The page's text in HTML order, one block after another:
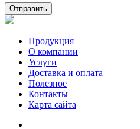
Отправить
Продукция
О компании
Услуги
Доставка и оплата
Полезное
Контакты
Карта сайта